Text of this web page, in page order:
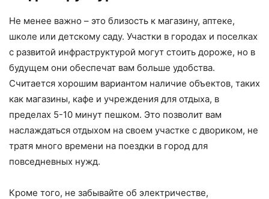
Не менее важно – это близость к магазину, аптеке,
школе или детскому саду. Участки в городах и поселках
с развитой инфраструктурой могут стоить дороже, но в
будущем они обеспечат вам больше удобства.
Считается хорошим вариантом наличие объектов, таких
как магазины, кафе и учреждения для отдыха, в
пределах 5-10 минут пешком. Это позволит вам
наслаждаться отдыхом на своем участке с двориком, не
тратя много времени на поездки в город для
повседневных нужд.
Кроме того, не забывайте об электричестве,